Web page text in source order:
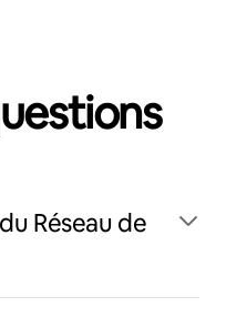
Réseau de